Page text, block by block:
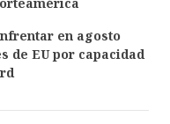
en agosto
de EU por capacidad